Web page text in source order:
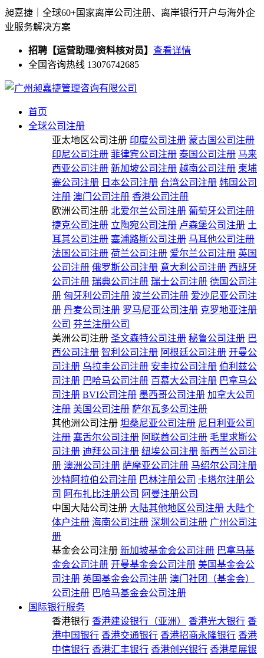
昶嘉捷｜全球60+国家离岸公司注册、离岸银行开户与海外企
业服务解决方案
招聘【运营助理/资料核对员】 查看详情
全国咨询热线 13076742685
首页
全球公司注册
亚太地区公司注册 印度公司注册 蒙古国公司注册
印尼公司注册 菲律宾公司注册 泰国公司注册 马来
西亚公司注册 新加坡公司注册 越南公司注册 柬埔
寨公司注册 日本公司注册 台湾公司注册 韩国公司
注册 澳门公司注册 香港公司注册
欧洲公司注册 北爱尔兰公司注册 葡萄牙公司注册
捷克公司注册 立陶宛公司注册 卢森堡公司注册 土
耳其公司注册 塞浦路斯公司注册 马耳他公司注册
法国公司注册 荷兰公司注册 爱尔兰公司注册 英国
公司注册 俄罗斯公司注册 意大利公司注册 西班牙
公司注册 瑞典公司注册 瑞士公司注册 德国公司注
册 匈牙利公司注册 波兰公司注册 爱沙尼亚公司注
册 丹麦公司注册 罗马尼亚公司注册 克罗地亚注册
公司 芬兰注册公司
美洲公司注册 圣文森特公司注册 秘鲁公司注册 巴
西公司注册 智利公司注册 阿根廷公司注册 开曼公
司注册 乌拉圭公司注册 安圭拉公司注册 伯利兹公
司注册 巴哈马公司注册 百慕大公司注册 巴拿马公
司注册 BVI公司注册 墨西哥公司注册 加拿大公司
注册 美国公司注册 萨尔瓦多公司注册
其他洲公司注册 坦桑尼亚公司注册 尼日利亚公司
注册 塞舌尔公司注册 阿联酋公司注册 毛里求斯公
司注册 迪拜公司注册 纽埃公司注册 新西兰公司注
册 澳洲公司注册 萨摩亚公司注册 马绍尔公司注册
沙特阿拉伯公司注册 巴林注册公司 卡塔尔注册公
司 阿布扎比注册公司 阿曼注册公司
中国大陆公司注册 大陆其他地区公司注册 大陆个
体户注册 海南公司注册 深圳公司注册 广州公司注
册
基金会公司注册 新加坡基金会公司注册 巴拿马基
金会公司注册 开曼基金会公司注册 美国基金会公
司注册 英国基金会公司注册 澳门社团（基金会）
公司注册 巴哈马基金会公司注册
国际银行服务
香港银行 香港建设银行（亚洲） 香港光大银行 香
港中国银行 香港交通银行 香港招商永隆银行 香港
中信银行 香港汇丰银行 香港创兴银行 香港星展银